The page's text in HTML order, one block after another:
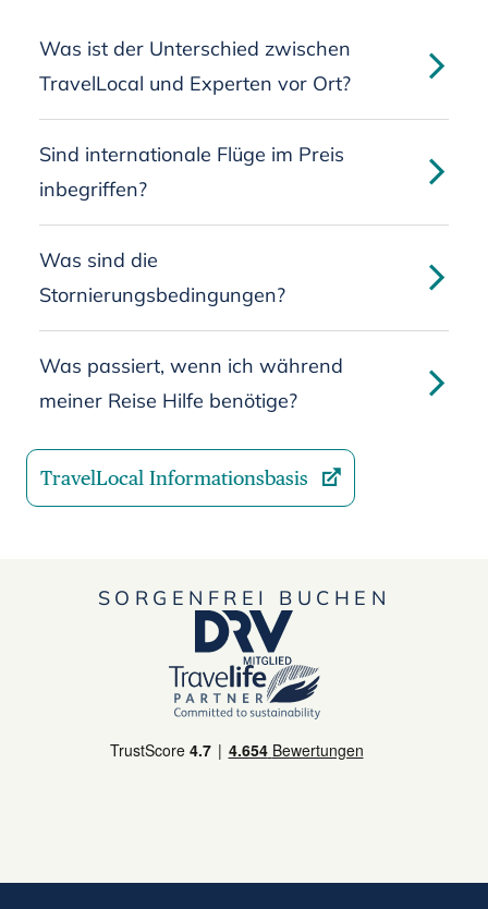
Was ist der Unterschied zwischen
TravelLocal und Experten vor Ort?
Sind internationale Flüge im Preis
inbegriffen?
Was sind die
Stornierungsbedingungen?
Was passiert, wenn ich während
meiner Reise Hilfe benötige?
TravelLocal Informationsbasis
SORGENFREI BUCHEN